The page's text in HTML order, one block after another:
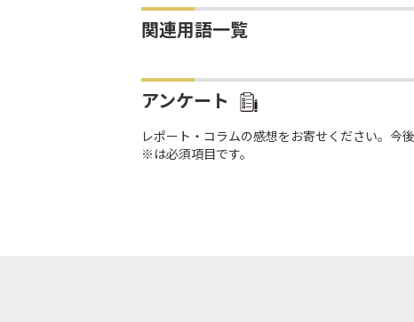
関連用語一覧
アンケート
レポート・コラムの感想をお寄せください。今
※は必須項目です。